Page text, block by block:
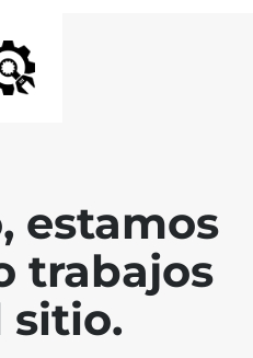
estamos
trabajos
sitio.